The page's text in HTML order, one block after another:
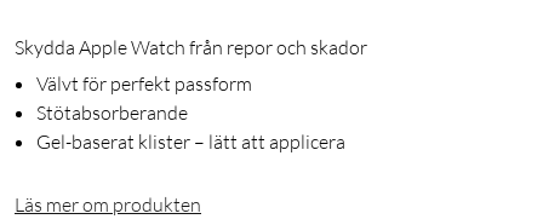
Skydda Apple Watch från repor och skador
Välvt för perfekt passform
Stötabsorberande
Gel-baserat klister – lätt att applicera
Läs mer om produkten